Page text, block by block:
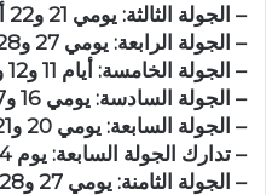
– الجولة الثالثة: يومي 21 و22 أوت 2025
– الجولة الرابعة: يومي 27 و28 أوت 2025
– الجولة الخامسة: أيام 11 و12 و13 سبتمبر 2025
– الجولة السادسة: يومي 16 و17 سبتمبر 2025
– الجولة السابعة: يومي 20 و21 سبتمبر 2025
– تدارك الجولة السابعة: يوم 24 سبتمبر 2025
– الجولة الثامنة: يومي 27 و28 سبتمبر 2025